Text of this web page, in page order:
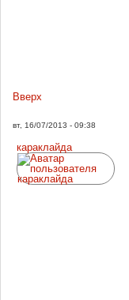
Вверх
вт, 16/07/2013 - 09:38
караклайда